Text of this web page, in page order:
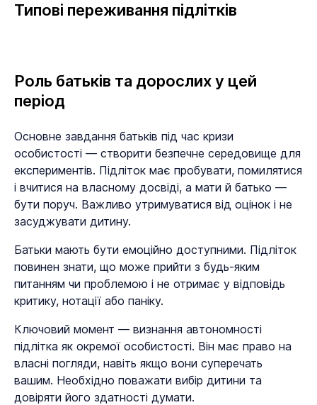
Типові переживання підлітків
Роль батьків та дорослих у цей
період
Основне завдання батьків під час кризи
особистості — створити безпечне середовище для
експериментів. Підліток має пробувати, помилятися
і вчитися на власному досвіді, а мати й батько —
бути поруч. Важливо утримуватися від оцінок і не
засуджувати дитину.
Батьки мають бути емоційно доступними. Підліток
повинен знати, що може прийти з будь-яким
питанням чи проблемою і не отримає у відповідь
критику, нотації або паніку.
Ключовий момент — визнання автономності
підлітка як окремої особистості. Він має право на
власні погляди, навіть якщо вони суперечать
вашим. Необхідно поважати вибір дитини та
довіряти його здатності думати.